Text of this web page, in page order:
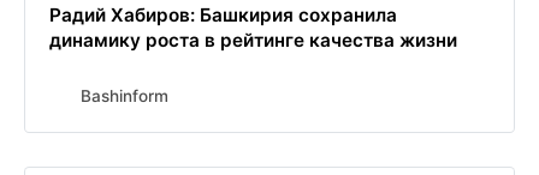
Радий Хабиров: Башкирия сохранила
динамику роста в рейтинге качества жизни
Bashinform